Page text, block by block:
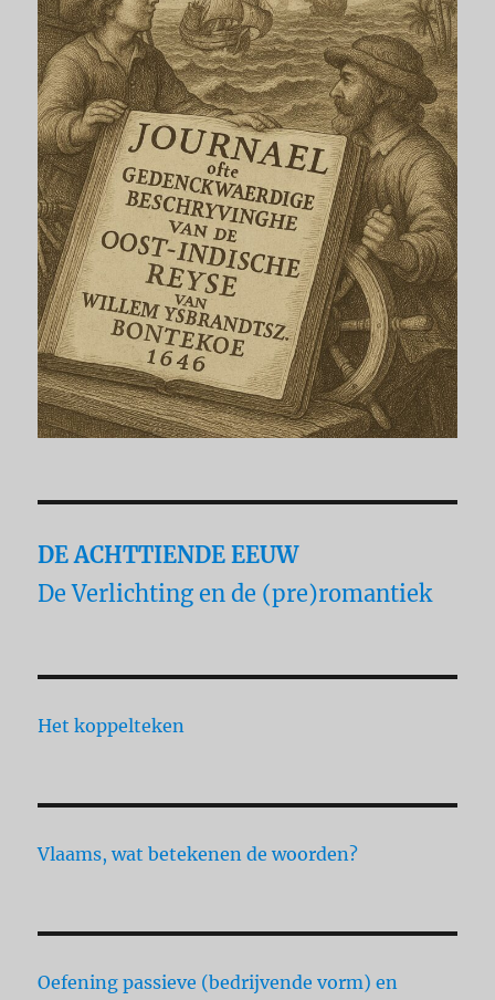
DE ACHTTIENDE EEUW
De Verlichting en de (pre)romantiek
Het koppelteken
Vlaams, wat betekenen de woorden?
Oefening passieve (bedrijvende vorm) en